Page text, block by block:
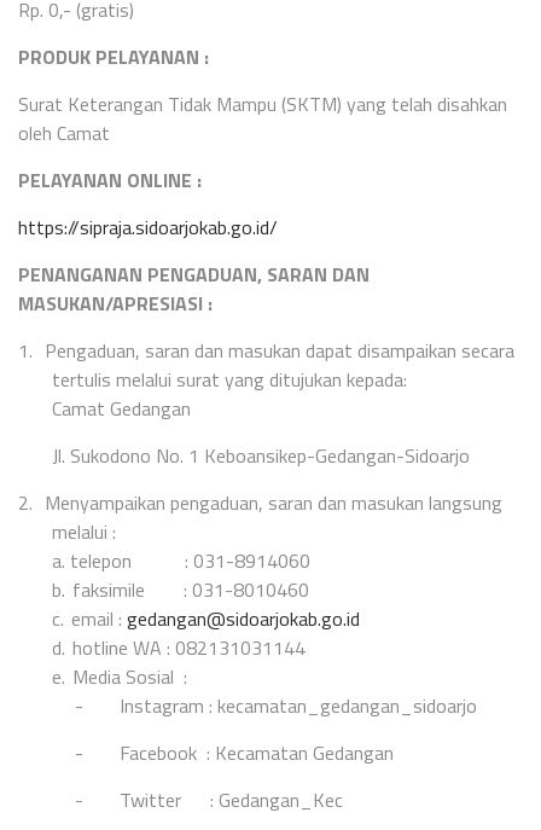
Rp. 0,- (gratis)
PRODUK PELAYANAN :
Surat Keterangan Tidak Mampu (SKTM) yang telah disahkan
oleh Camat
PELAYANAN ONLINE :
https://sipraja.sidoarjokab.go.id/
PENANGANAN PENGADUAN, SARAN DAN
MASUKAN/APRESIASI :
1. Pengaduan, saran dan masukan dapat disampaikan secara
tertulis melalui surat yang ditujukan kepada:
Camat Gedangan
Jl. Sukodono No. 1 Keboansikep-Gedangan-Sidoarjo
2. Menyampaikan pengaduan, saran dan masukan langsung
melalui :
a. telepon : 031-8914060
b. faksimile : 031-8010460
c. email :gedangan@sidoarjokab.go.id
d. hotline WA : 082131031144
e. Media Sosial :
-
Instagram : kecamatan_gedangan_sidoarjo
-
Facebook : Kecamatan Gedangan
-
Twitter : Gedangan_Kec